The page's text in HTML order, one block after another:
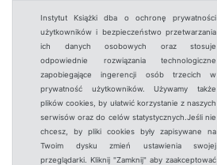
Instytut Książki dba o ochronę prywatności
użytkowników i bezpieczeństwo przetwarzania
ich danych osobowych oraz stosuje
odpowiednie rozwiązania technologiczne
zapobiegające ingerencji osób trzecich w
prywatność użytkowników. Używamy także
plików cookies, by ułatwić korzystanie z naszych
serwisów oraz do celów statystycznych.Jeśli nie
chcesz, by pliki cookies były zapisywane na
Twoim dysku zmień ustawienia swojej
przeglądarki. Kliknij "Zamknij" aby zaakceptować